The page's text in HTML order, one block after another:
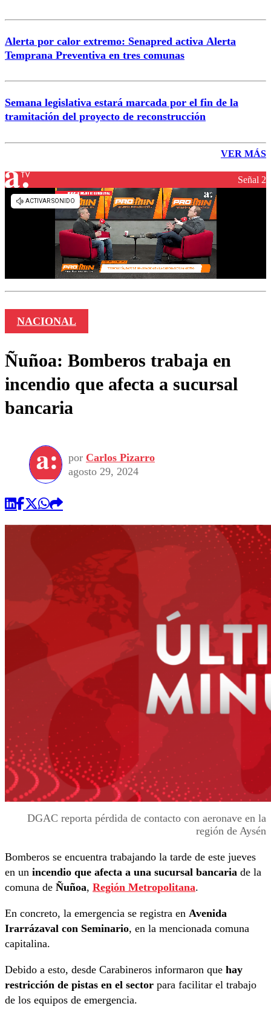
Alerta por calor extremo: Senapred activa Alerta
Temprana Preventiva en tres comunas
Semana legislativa estará marcada por el fin de la
tramitación del proyecto de reconstrucción
VER MÁS
Señal 2
NACIONAL
Ñuñoa: Bomberos trabaja en
incendio que afecta a sucursal
bancaria
por Carlos Pizarro
agosto 29, 2024
DGAC reporta pérdida de contacto con aeronave en la
región de Aysén
Bomberos se encuentra trabajando la tarde de este jueves
en un incendio que afecta a una sucursal bancaria de la
comuna de Ñuñoa, Región Metropolitana.
En concreto, la emergencia se registra en Avenida
Irarrázaval con Seminario, en la mencionada comuna
capitalina.
Debido a esto, desde Carabineros informaron que hay
restricción de pistas en el sector para facilitar el trabajo
de los equipos de emergencia.